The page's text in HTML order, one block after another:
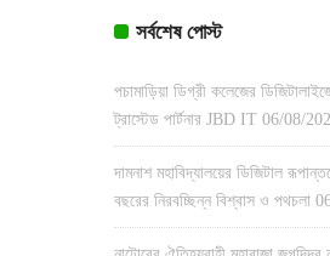
সর্বশেষ পোস্ট
পচামাড়িয়া ডিগ্রী কলেজের
ট্রাস্টেড পার্টনার JBD IT 06/08/
দামনাশ মহাবিদ্যালয়ের ডিজিটাল
বছরের নিরবচ্ছিন্ন বিশ্বাস ও পথচলা